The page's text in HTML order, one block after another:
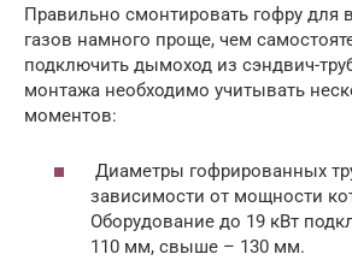
Правильно смонтировать гофру
газов намного проще, чем
подключить дымоход из сэндвич-
монтажа необходимо учитывать
моментов:
Диаметры гофрированных
зависимости от мощности
Оборудование до 19 кВт
110 мм, свыше – 130 мм.